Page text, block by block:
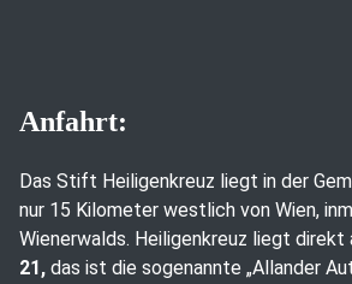
Anfahrt:
Das Stift Heiligenkreuz liegt in der
nur 15 Kilometer westlich von Wien,
Wienerwalds. Heiligenkreuz liegt direkt
21, das ist die sogenannte „Allander